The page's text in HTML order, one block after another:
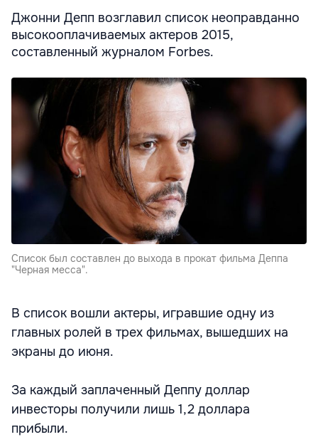
Джонни Депп возглавил список неоправданно
высокооплачиваемых актеров 2015,
составленный журналом Forbes.
Список был составлен до выхода в прокат фильма Деппа
"Черная месса".
В список вошли актеры, игравшие одну из
главных ролей в трех фильмах, вышедших на
экраны до июня.
За каждый заплаченный Деппу доллар
инвесторы получили лишь 1,2 доллара
прибыли.